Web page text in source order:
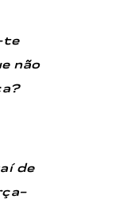
te
não
de